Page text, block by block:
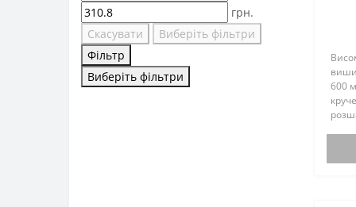
грн.
Скасувати
Виберіть фільтри
Фільтр
Виберіть фільтри
600